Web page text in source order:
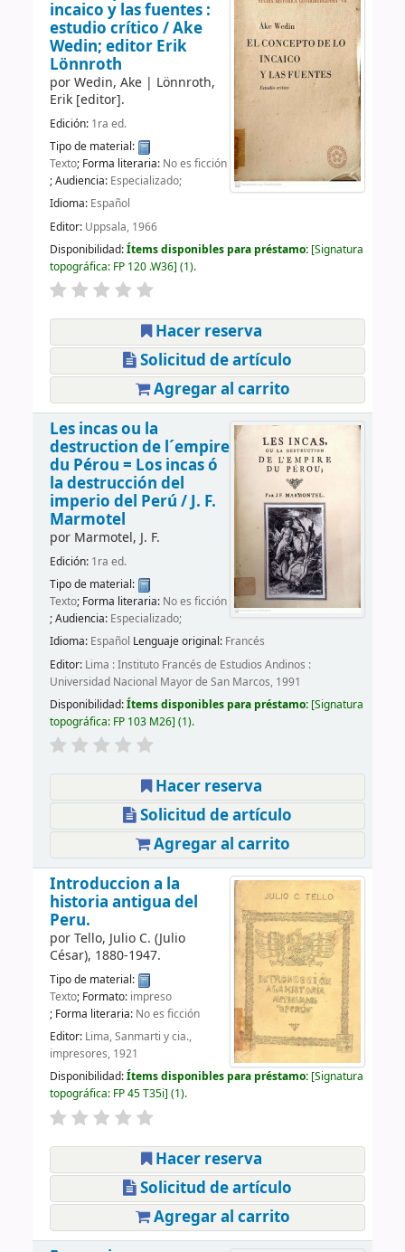
incaico y las fuentes :
estudio crítico /Ake
Wedin; editor Erik
Lönnroth
porWedin, Ake| Lönnroth,
Erik[editor].
Edición: 1ra ed.
Tipo de material:
Texto; Forma literaria: No es ficción
; Audiencia: Especializado;
Idioma: Español
Editor: Uppsala, 1966
Disponibilidad:Ítems disponibles para préstamo: Signatura
topográfica: FP 120 .W36 (1).
Hacer reserva
Solicitud de artículo
Agregar al carrito
Les incas ou la
destruction de l´empire
du Pérou = Los incas ó
la destrucción del
imperio del Perú /J. F.
Marmotel
por Marmotel, J. F.
Edición: 1ra ed.
Tipo de material:
Texto; Forma literaria: No es ficción
; Audiencia: Especializado;
Idioma: Español Lenguaje original: Francés
Editor: Lima : Instituto Francés de Estudios Andinos :
Universidad Nacional Mayor de San Marcos, 1991
Disponibilidad:Ítems disponibles para préstamo: Signatura
topográfica: FP 103 M26 (1).
Hacer reserva
Solicitud de artículo
Agregar al carrito
Introduccion a la
historia antigua del
Peru.
porTello, Julio C. (Julio
César), 1880-1947.
Tipo de material:
Texto; Formato: impreso
; Forma literaria: No es ficción
Editor: Lima, Sanmarti y cia.,
impresores, 1921
Disponibilidad:Ítems disponibles para préstamo: Signatura
topográfica: FP 45 T35i (1).
Hacer reserva
Solicitud de artículo
Agregar al carrito